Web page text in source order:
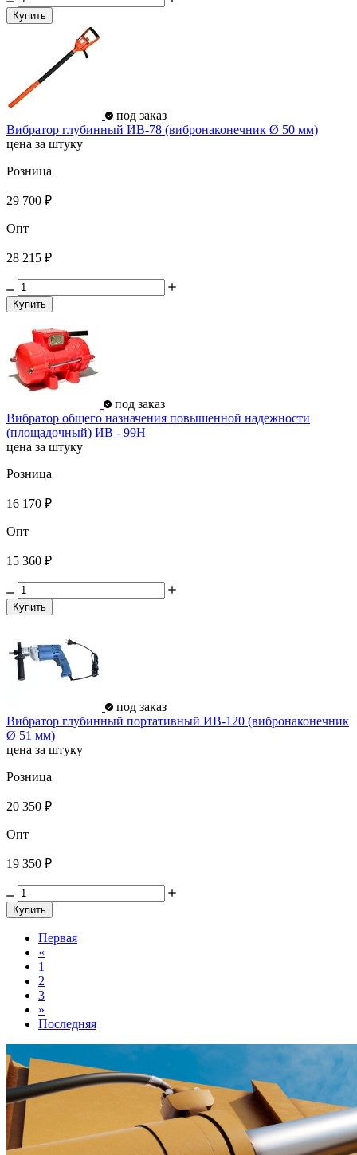
Купить
под заказ
Вибратор глубинный ИВ-78 (вибронаконечник Ø 50 мм)
цена за штуку
Розница
29 700 ₽
Опт
28 215 ₽
Купить
под заказ
Вибратор общего назначения повышенной надежности
(площадочный) ИВ - 99Н
цена за штуку
Розница
16 170 ₽
Опт
15 360 ₽
Купить
под заказ
Вибратор глубинный портативный ИВ-120 (вибронаконечник
Ø 51 мм)
цена за штуку
Розница
20 350 ₽
Опт
19 350 ₽
Купить
Первая
«
1
2
3
»
Последняя